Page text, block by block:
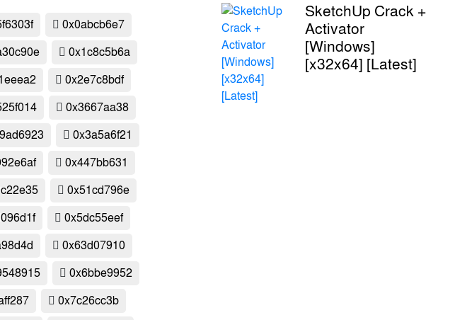
0x0abcb6e7
0x1c8c5b6a
0x2e7c8bdf
0x3667aa38
0x3a5a6f21
0x447bb631
0x51cd796e
0x5dc55eef
0x63d07910
0x6bbe9952
0x7c26cc3b
SketchUp Crack +
Activator
[Windows]
[x32x64] [Latest]